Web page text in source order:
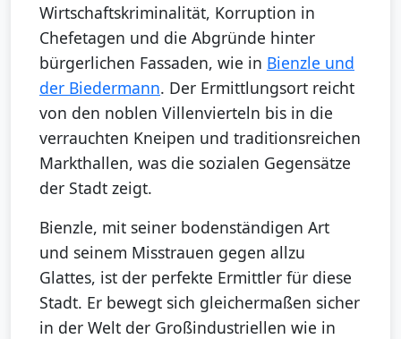
Wirtschaftskriminalität, Korruption in
Chefetagen und die Abgründe hinter
bürgerlichen Fassaden, wie in Bienzle und
der Biedermann. Der Ermittlungsort reicht
von den noblen Villenvierteln bis in die
verrauchten Kneipen und traditionsreichen
Markthallen, was die sozialen Gegensätze
der Stadt zeigt.
Bienzle, mit seiner bodenständigen Art
und seinem Misstrauen gegen allzu
Glattes, ist der perfekte Ermittler für diese
Stadt. Er bewegt sich gleichermaßen sicher
in der Welt der Großindustriellen wie in